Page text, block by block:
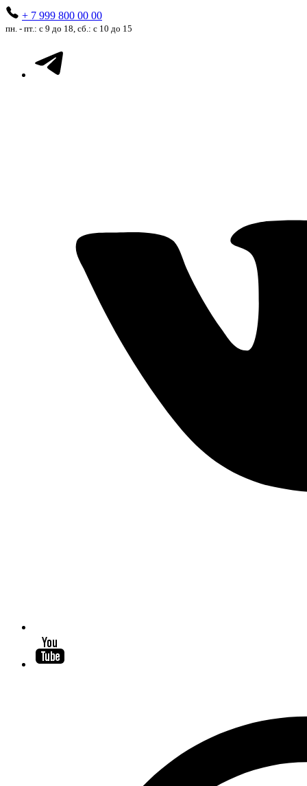
+ 7 999 800 00 00
пн. - пт.: с 9 до 18, сб.: с 10 до 15